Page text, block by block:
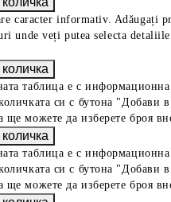
caracter informativ. Adăugați
unde veți putea selecta
таблица е с
си с бутона "Добави
ще можете да изберете броя
таблица е с
си с бутона "Добави
ще можете да изберете броя